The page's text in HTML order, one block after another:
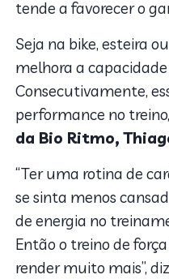
tende a favorecer o
Seja na bike, esteira
melhora a
Consecutivamente,
performance no
da Bio Ritmo,
“Ter uma rotina de
se sinta menos
de energia no
Então o treino de
render muito mais”,